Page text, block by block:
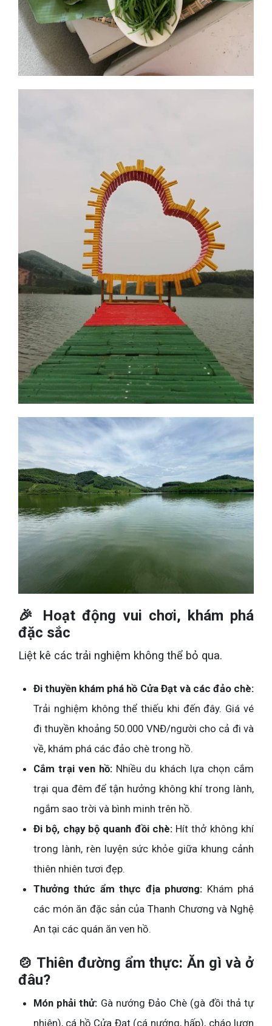
🎉 Hoạt động vui chơi, khám phá
đặc sắc
Liệt kê các trải nghiệm không thể bỏ qua.
Đi thuyền khám phá hồ Cửa Đạt và các đảo chè:
Trải nghiệm không thể thiếu khi đến đây. Giá vé
đi thuyền khoảng 50.000 VNĐ/người cho cả đi và
về, khám phá các đảo chè trong hồ.
Cắm trại ven hồ:Nhiều du khách lựa chọn cắm
trại qua đêm để tận hưởng không khí trong lành,
ngắm sao trời và bình minh trên hồ.
Đi bộ, chạy bộ quanh đồi chè:Hít thở không khí
trong lành, rèn luyện sức khỏe giữa khung cảnh
thiên nhiên tươi đẹp.
Thưởng thức ẩm thực địa phương: Khám phá
các món ăn đặc sản của Thanh Chương và Nghệ
An tại các quán ăn ven hồ.
🍲 Thiên đường ẩm thực: Ăn gì và ở
đâu?
Món phải thử: Gà nướng Đảo Chè (gà đồi thả tự
nhiên), cá hồ Cửa Đạt (cá nướng, hấp), cháo lươn